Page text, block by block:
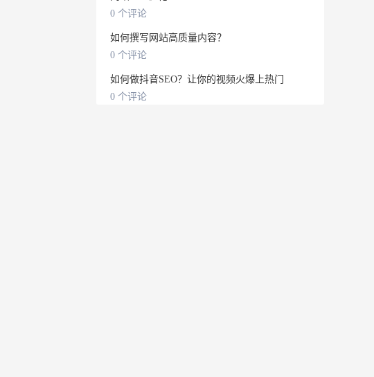
0 个评论
如何撰写网站高质量内容？
0 个评论
如何做抖音SEO？让你的视频火爆上热门
0 个评论